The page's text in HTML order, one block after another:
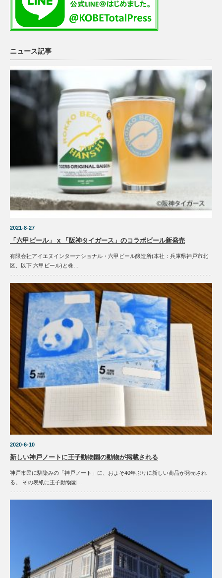
ニュース記事
2021-8-27
「六甲ビール」 x 「阪神タイガース」のコラボビール新発売
有限会社アイエヌインターナショナル・六甲ビール醸造所(本社：兵庫県神戸市北
区、以下 六甲ビール)と株…
2020-6-10
新しい神戸ノートに王子動物園の動物が掲載される
神戸市民に馴染みの「神戸ノート」に、およそ40年ぶりに新しい商品が発売され
る。 その表紙に王子動物園…